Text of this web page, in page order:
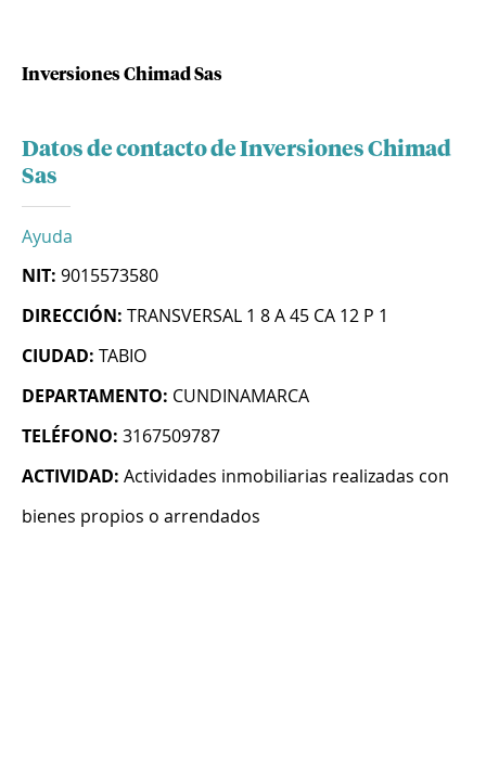
Inversiones Chimad Sas
Datos de contacto de Inversiones Chimad
Sas
Ayuda
NIT: 9015573580
DIRECCIÓN: TRANSVERSAL 1 8 A 45 CA 12 P 1
CIUDAD: TABIO
DEPARTAMENTO: CUNDINAMARCA
TELÉFONO: 3167509787
ACTIVIDAD: Actividades inmobiliarias realizadas con
bienes propios o arrendados